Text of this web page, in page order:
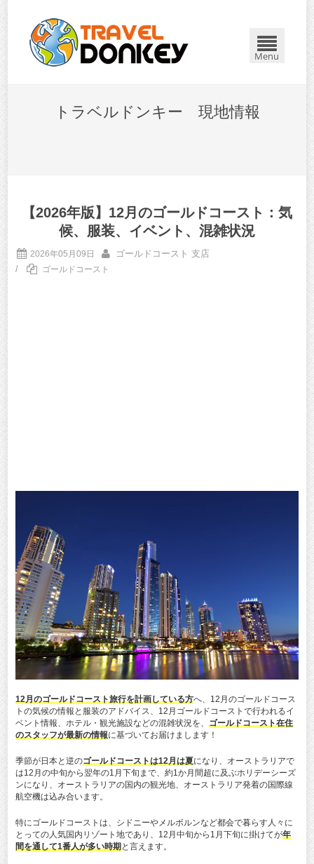
Menu
トラベルドンキー 現地情報
【2026年版】12月のゴールドコースト：気
候、服装、イベント、混雑状況
2026年05月09日
ゴールドコースト 支店
/
ゴールドコースト
12月のゴールドコースト旅行を計画している方へ、12月のゴールドコース
トの気候の情報と服装のアドバイス、12月ゴールドコーストで行われるイ
ベント情報、ホテル・観光施設などの混雑状況を、 ゴールドコースト在住
のスタッフが最新の情報に基づいてお届けまします！
季節が日本と逆のゴールドコーストは12月は夏になり、オーストラリアで
は12月の中旬から翌年の1月下旬まで、約1か月間超に及ぶホリデーシーズ
ンになり、オーストラリアの国内の観光地、オーストラリア発着の国際線
航空機は込み合います。
特にゴールドコーストは、シドニーやメルボルンなど都会で暮らす人々に
とっての人気国内リゾート地であり、12月中旬から1月下旬に掛けてが年
間を通して1番人が多い時期と言えます。